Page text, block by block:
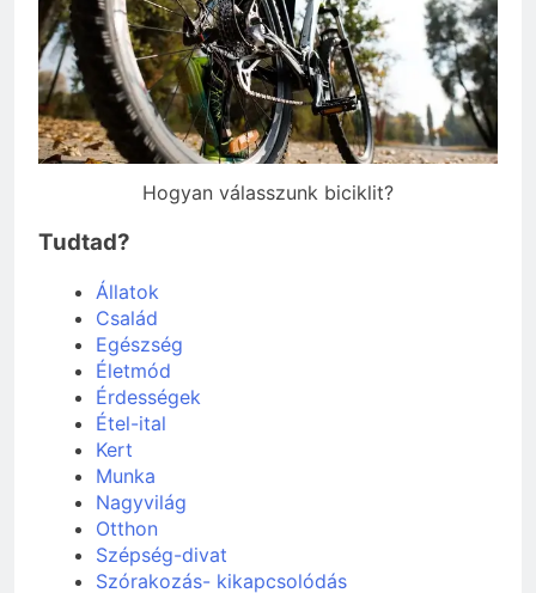
Hogyan válasszunk biciklit?
Tudtad?
Állatok
Család
Egészség
Életmód
Érdességek
Étel-ital
Kert
Munka
Nagyvilág
Otthon
Szépség-divat
Szórakozás- kikapcsolódás